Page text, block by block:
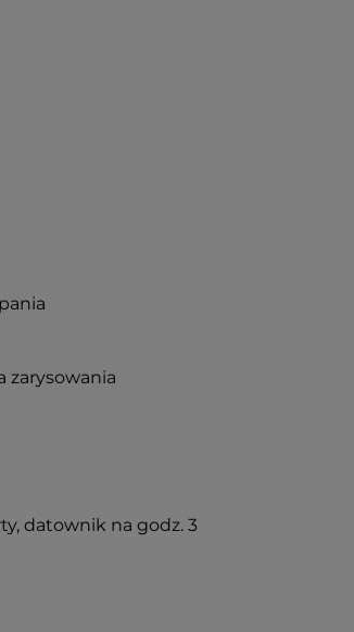
zarysowania
datownik na godz. 3